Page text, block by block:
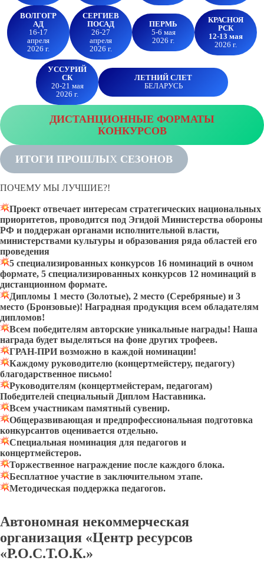
ВОЛГОГР
АД
16-17
апреля
2026 г.
СЕРГИЕВ
ПОСАД
26-27
апреля
2026 г.
ПЕРМЬ
5-6 мая
2026 г.
КРАСНОЯ
РСК
12-13 мая
2026 г.
УССУРИЙ
СК
20-21 мая
2026 г.
ЛЕТНИЙ СЛЕТ
БЕЛАРУСЬ
ДИСТАНЦИОННЫЕ ФОРМАТЫ
КОНКУРСОВ
ИТОГИ ПРОШЛЫХ СЕЗОНОВ
ПОЧЕМУ МЫ ЛУЧШИЕ?!
Проект отвечает интересам стратегических национальных
приоритетов, проводится под Эгидой Министерства обороны
РФ и поддержан органами исполнительной власти,
министерствами культуры и образования ряда областей его
проведения
5 специализированных конкурсов 16 номинаций в очном
формате, 5 специализированных конкурсов 12 номинаций в
дистанционном формате.
Дипломы 1 место (Золотые), 2 место (Серебряные) и 3
место (Бронзовые)! Наградная продукция всем обладателям
дипломов!
Всем победителям авторские уникальные награды! Наша
награда будет выделяться на фоне других трофеев.
ГРАН-ПРИ возможно в каждой номинации!
Каждому руководителю (концертмейстеру, педагогу)
благодарственное письмо!
Руководителям (концертмейстерам, педагогам)
Победителей специальный Диплом Наставника.
Всем участникам памятный сувенир.
Общеразвивающая и предпрофессиональная подготовка
конкурсантов оценивается отдельно.
Специальная номинация для педагогов и
концертмейстеров.
Торжественное награждение после каждого блока.
Бесплатное участие в заключительном этапе.
Методическая поддержка педагогов.
Автономная некоммерческая
организация «Центр ресурсов
«Р.О.С.Т.О.К.»